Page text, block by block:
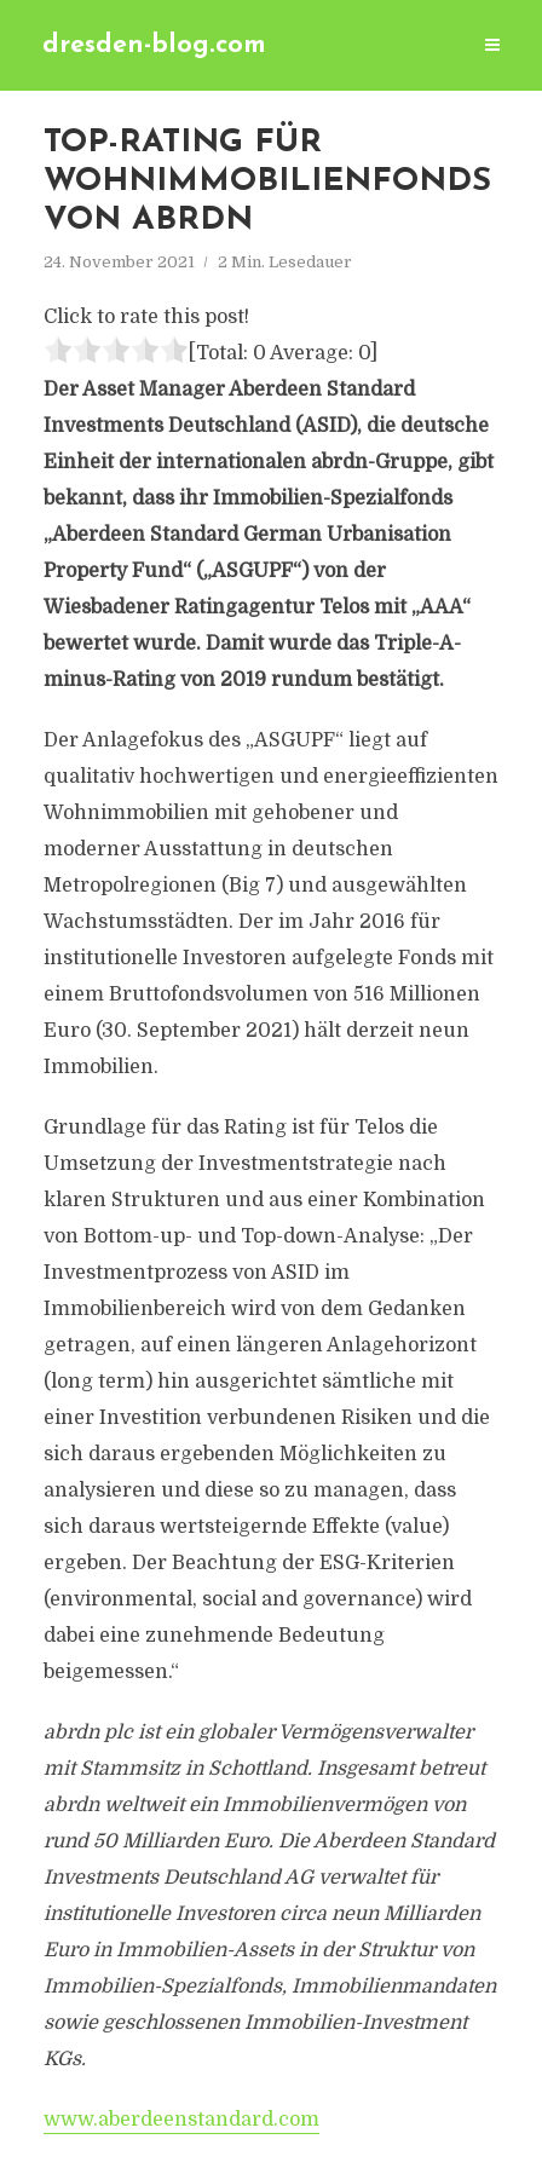
dresden-blog.com
TOP-RATING FÜR
WOHNIMMOBILIENFONDS
VON ABRDN
24. November 2021 2 Min. Lesedauer
Click to rate this post!
[Total: 0 Average: 0]
Der Asset Manager Aberdeen Standard
Investments Deutschland (ASID), die deutsche
Einheit der internationalen abrdn-Gruppe, gibt
bekannt, dass ihr Immobilien-Spezialfonds
„Aberdeen Standard German Urbanisation
Property Fund“ („ASGUPF“) von der
Wiesbadener Ratingagentur Telos mit „AAA“
bewertet wurde. Damit wurde das Triple-A-
minus-Rating von 2019 rundum bestätigt.
Der Anlagefokus des „ASGUPF“ liegt auf
qualitativ hochwertigen und energieeffizienten
Wohnimmobilien mit gehobener und
moderner Ausstattung in deutschen
Metropolregionen (Big 7) und ausgewählten
Wachstumsstädten. Der im Jahr 2016 für
institutionelle Investoren aufgelegte Fonds mit
einem Bruttofondsvolumen von 516 Millionen
Euro (30. September 2021) hält derzeit neun
Immobilien.
Grundlage für das Rating ist für Telos die
Umsetzung der Investmentstrategie nach
klaren Strukturen und aus einer Kombination
von Bottom-up- und Top-down-Analyse: „Der
Investmentprozess von ASID im
Immobilienbereich wird von dem Gedanken
getragen, auf einen längeren Anlagehorizont
(long term) hin ausgerichtet sämtliche mit
einer Investition verbundenen Risiken und die
sich daraus ergebenden Möglichkeiten zu
analysieren und diese so zu managen, dass
sich daraus wertsteigernde Effekte (value)
ergeben. Der Beachtung der ESG-Kriterien
(environmental, social and governance) wird
dabei eine zunehmende Bedeutung
beigemessen.“
abrdn plc ist ein globaler Vermögensverwalter
mit Stammsitz in Schottland. Insgesamt betreut
abrdn weltweit ein Immobilienvermögen von
rund 50 Milliarden Euro. Die Aberdeen Standard
Investments Deutschland AG verwaltet für
institutionelle Investoren circa neun Milliarden
Euro in Immobilien-Assets in der Struktur von
Immobilien-Spezialfonds, Immobilienmandaten
sowie geschlossenen Immobilien-Investment
KGs.
www.aberdeenstandard.com